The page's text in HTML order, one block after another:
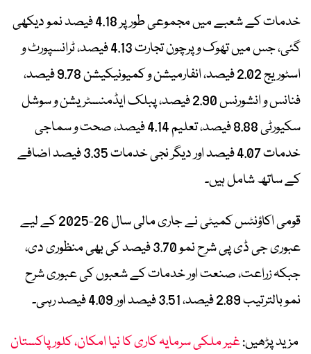
خدمات کے شعبے میں مجموعی طور پر 4.18 فیصد نمو دیکھی
گئی، جس میں تھوک و پرچون تجارت 4.13 فیصد، ٹرانسپورٹ و
اسٹوریج 2.02 فیصد، انفارمیشن و کمیونیکیشن 9.78 فیصد،
فنانس و انشورنس 2.90 فیصد، پبلک ایڈمنسٹریشن و سوشل
سکیورٹی 8.88 فیصد، تعلیم 4.14 فیصد، صحت و سماجی
خدمات 4.07 فیصد اور دیگر نجی خدمات 3.35 فیصد اضافے
کے ساتھ شامل ہیں۔
قومی اکاؤنٹس کمیٹی نے جاری مالی سال 26-2025 کے لیے
عبوری جی ڈی پی شرح نمو 3.70 فیصد کی بھی منظوری دی،
جبکہ زراعت، صنعت اور خدمات کے شعبوں کی عبوری شرح
نمو بالترتیب 2.89 فیصد، 3.51 فیصد اور 4.09 فیصد رہی۔
مزید پڑھیں:غیر ملکی سرمایہ کاری کا نیا امکان، کلور پاکستان